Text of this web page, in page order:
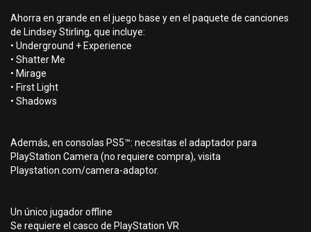
Ahorra en grande en el juego base y en el paquete de canciones
de Lindsey Stirling, que incluye:
• Underground + Experience
• Shatter Me
• Mirage
• First Light
• Shadows
Además, en consolas PS5™: necesitas el adaptador para
PlayStation Camera (no requiere compra), visita
Playstation.com/camera-adaptor.
Un único jugador offline
Se requiere el casco de PlayStation VR